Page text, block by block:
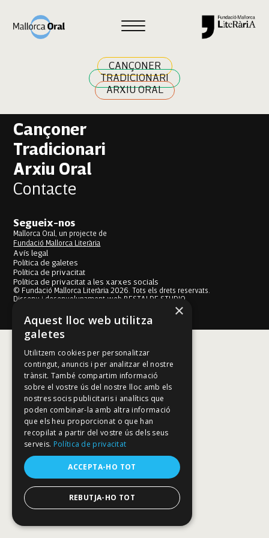
CANÇONER
TRADICIONARI
ARXIU ORAL
Fanta Sissoko Fofana
Navegació
Previous: Lucía Clavijo Machado
Lluís Crespí Cela
Cançoner
Tradicionari
Arxiu Oral
Contacte
Segueix-nos
Mallorca Oral, un projecte de
Fundació Mallorca Literària
Avís legal
Política de galetes
Política de privacitat
Política de privacitat a les xarxes socials
© Fundació Mallorca Literària 2026. Tots els drets reservats.
Disseny i desenvolupament web BESTALDE STUDIO
×
Aquest lloc web utilitza
galetes
Utilitzem cookies per personalitzar
contingut, anuncis i per analitzar el nostre
trànsit. També compartim informació
sobre el vostre ús del nostre lloc amb els
nostres socis publicitaris i analítics que
poden combinar-la amb altra informació
que els heu proporcionat o que han
recopilat a partir del vostre ús dels seus
serveis. Política de privacitat
ACCEPTA-HO TOT
REBUTJA-HO TOT